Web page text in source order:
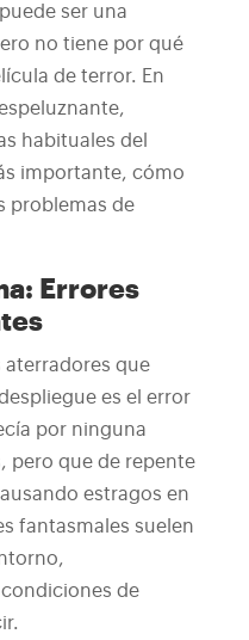
ser una
no tiene por qué
de terror. En
habituales del
importante, cómo
problemas de
Errores
aterradores que
es el error
por ninguna
pero que de repente
estragos en
fantasmales suelen
de